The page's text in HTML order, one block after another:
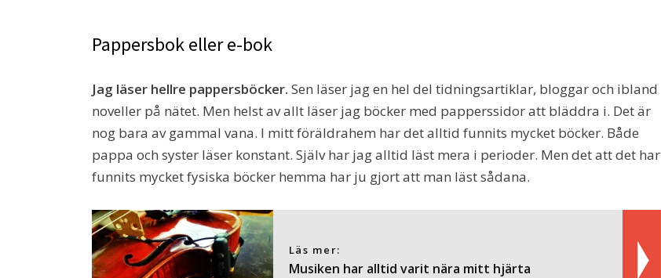
Pappersbok eller e-bok
Jag läser hellre pappersböcker. Sen läser jag en hel del tidningsartiklar, bloggar och ibland
noveller på nätet. Men helst av allt läser jag böcker med papperssidor att bläddra i. Det är
nog bara av gammal vana. I mitt föräldrahem har det alltid funnits mycket böcker. Både
pappa och syster läser konstant. Själv har jag alltid läst mera i perioder. Men det att det har
funnits mycket fysiska böcker hemma har ju gjort att man läst sådana.
Läs mer:
Musiken har alltid varit nära mitt hjärta